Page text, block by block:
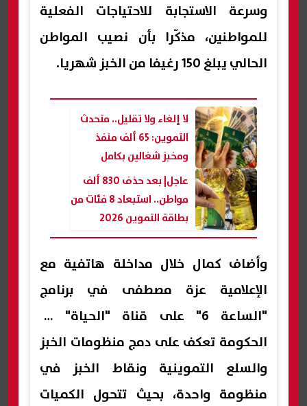
وسرعة الاستجابة للاحتياجات الفعلية
للمواطنين، مذكّرا بأن نصيب المواطن
الحالي يبلغ 150 رغيفا من الخبز شهريا.
لا إلغاء ولا تقليل.. متحدث
التموين: 65 ألف منفذ
ومخبز شغالين بكامل
طاقتهم|فيديو
عاجل| بعد حذف 830 ألف
مواطن.. استبعاد 8 فئات من
بطاقة التموين 2026
ومصطفى بكري يكشف
مفاجأة
وأضاف كمال خلال مداخلة هاتفية مع
الإعلامية عزة مصطفى في برنامج
"الساعة 6" على قناة "الحياة" أن
الحكومة تعكف على دمج منظومات الخبز
والسلع التموينية ونقاط الخبز في
منظومة واحدة، بحيث تتحول الكميات